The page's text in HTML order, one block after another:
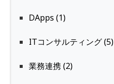
DApps (1)
ITコンサルティング (5)
業務連携 (2)